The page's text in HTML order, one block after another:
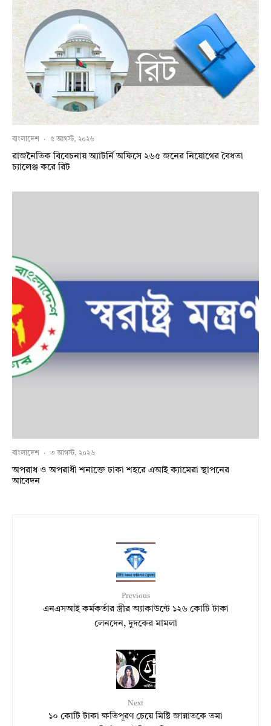
বাংলাদেশ · ৫ আগস্ট, ২০২৬
রাজনৈতিক বিবেচনায় অ‍্যাটর্নি অফিসে ২৬৫ জনের নিয়োগের বৈধতা
চ্যালেঞ্জ করে রিট
বাংলাদেশ · ৩ আগস্ট, ২০২৬
অপরাধ ও অপরাধী শনাক্তে ঢাকা শহরে এআই ক্যামেরা স্থাপনের
আবেদন
Previous
এনএসআই কর্মকর্তার স্ত্রীর অ্যাকাউন্টে ১২৬ কোটি টাকা
লেনদেন, দুদকের মামলা
Next
১০ কোটি টাকা ক্ষতিপূরণ চেয়ে মিষ্টি জান্নাতকে তমা